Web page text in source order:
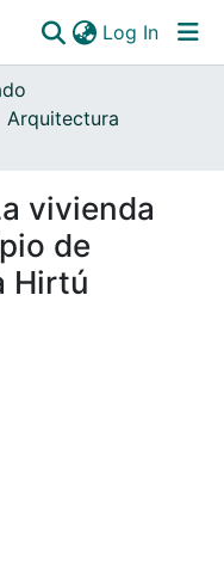
Log In
Arquitectura
vivienda
de
Hirtú